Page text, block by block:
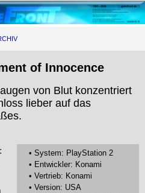
of Innocence
von Blut konzentriert
lieber auf das
• System: PlayStation 2
• Entwickler: Konami
• Vertrieb: Konami
• Version: USA